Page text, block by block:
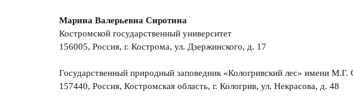
Марина Валерьевна Сиротина
Костромской государственный университет
156005, Россия, г. Кострома, ул. Дзержинского, д. 17
Государственный природный заповедник «Кологривский лес» имени М.Г.
157440, Россия, Костромская область, г. Кологрив, ул. Некрасова, д. 48